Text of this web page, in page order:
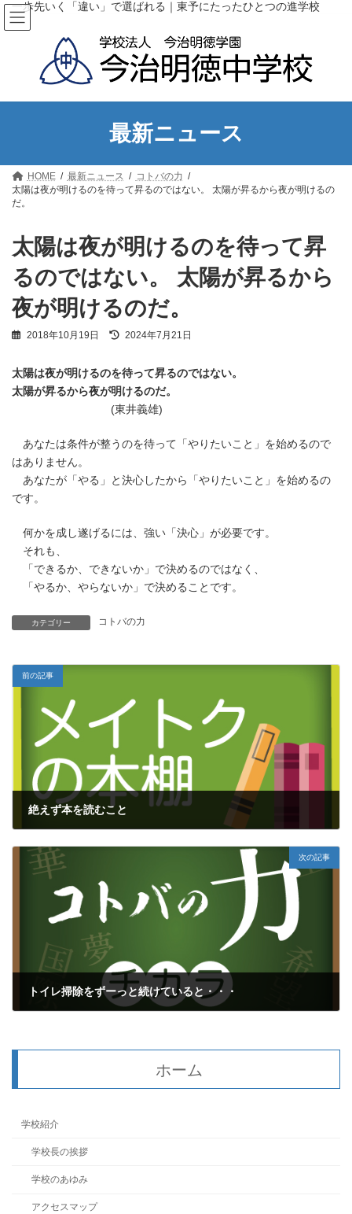
コ
ン
テ
キ
ナ
ビ
ゲ
に
一歩先いく「違い」で選ばれる｜東予にたったひとつの進学校
最新ニュース
HOME 最新ニュース
コトバの力
太陽は夜が明けるのを待って昇るのではない。 太陽が昇るから夜が明けるの
だ。
太陽は夜が明けるのを待って昇
るのではない。 太陽が昇るから
夜が明けるのだ。
2018年10月19日
最
新
日
時
:
2024年7月21日
太陽は夜が明けるのを待って昇るのではない。
太陽が昇るから夜が明けるのだ。
(東井義雄)
あなたは条件が整うのを待って「やりたいこと」を始めるので
はありません。
あなたが「やる」と決心したから「やりたいこと」を始めるの
です。
何かを成し遂げるには、強い「決心」が必要です。
それも、
「できるか、できないか」で決めるのではなく、
「やるか、やらないか」で決めることです。
カテゴリー コトバの力
前の記事
絶えず本を読むこと
次の記事
トイレ掃除をずーっと続けていると・・・
ホーム
学校紹介
学校長の挨拶
学校のあゆみ
アクセスマップ